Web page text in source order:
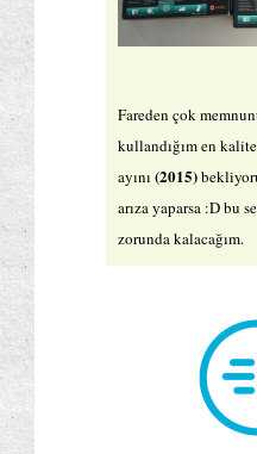
Fareden çok
kullandığım en
ayını (2015)
arıza yaparsa :D bu
zorunda kalacağım.